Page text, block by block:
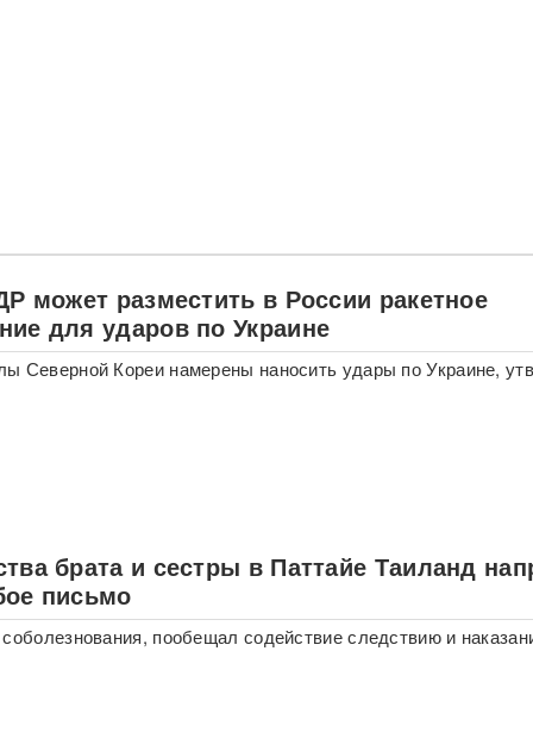
может разместить в России ракетное
для ударов по Украине
Северной Кореи намерены наносить удары по Украине,
брата и сестры в Паттайе Таиланд
письмо
пообещал содействие следствию и